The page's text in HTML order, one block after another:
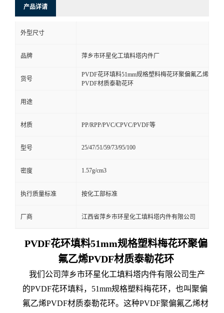
产品详请
外型尺寸
品牌 萍乡市环星化工填料塔内件厂
货号
PVDF花环填料51mm规格塑料梅花环聚偏氟乙烯
PVDF材质泰勒花环
用途
材质 PP/RPP/PVC/CPVC/PVDF等
型号 25/47/51/59/73/95/100
密度 1.57g/cm3
执行质量标准 按化工部标准
厂商 江西省萍乡市环星化工填料塔内件有限公司
PVDF花环填料51mm规格塑料梅花环聚偏
氟乙烯PVDF材质泰勒花环
我们公司萍乡市环星化工填料塔内件有限公司生产
的PVDF花环填料，51mm规格塑料梅花环，也叫聚偏
氟乙烯PVDF材质泰勒花环。这种PVDF聚偏氟乙烯材